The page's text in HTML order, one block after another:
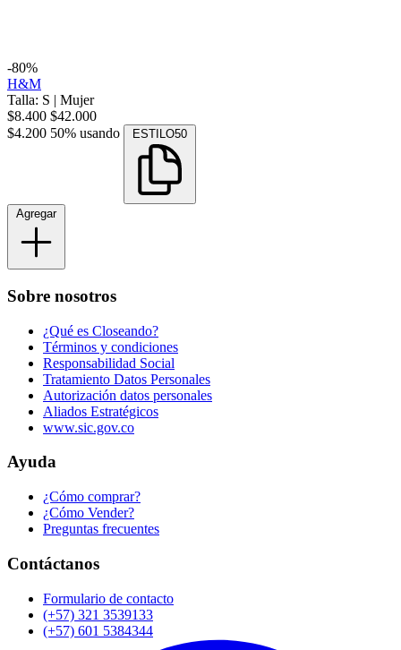
-80%
H&M
Talla: S | Mujer
$8.400 $42.000
$4.200 50% usando ESTILO50
Agregar
Sobre nosotros
¿Qué es Closeando?
Términos y condiciones
Responsabilidad Social
Tratamiento Datos Personales
Autorización datos personales
Aliados Estratégicos
www.sic.gov.co
Ayuda
¿Cómo comprar?
¿Cómo Vender?
Preguntas frecuentes
Contáctanos
Formulario de contacto
(+57) 321 3539133
(+57) 601 5384344